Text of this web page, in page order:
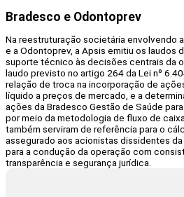
Bradesco e Odontoprev
Na reestruturação societária envolvendo
e a Odontoprev, a Apsis emitiu os laudos
suporte técnico às decisões centrais da
laudo previsto no artigo 264 da Lei nº
relação de troca na incorporação de
líquido a preços de mercado, e a
ações da Bradesco Gestão de Saúde
por meio da metodologia de fluxo de
também serviram de referência para o
assegurado aos acionistas dissidentes
para a condução da operação com
transparência e segurança jurídica.